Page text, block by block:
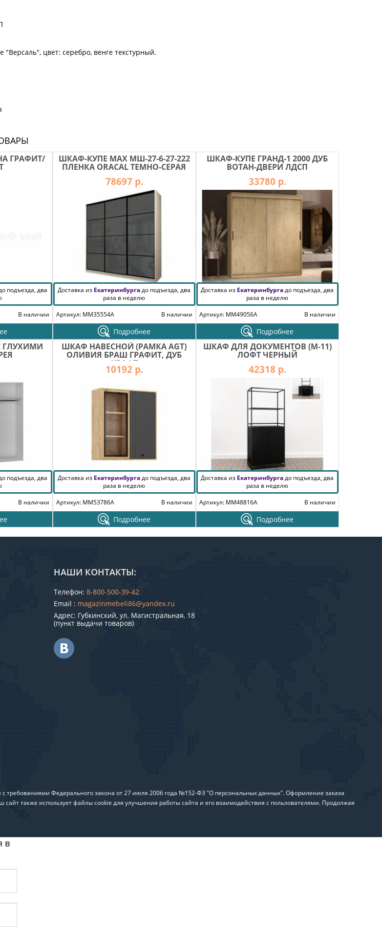
цвет: серебро, венге текстурный.
ГРАФИТ/
подъезда, два
В наличии
ШКАФ-КУПЕ MAX МШ-27-6-27-222
ПЛЕНКА ORACAL ТЕМНО-СЕРАЯ
78697 р.
Доставка из Екатеринбургадо подъезда, два
раза в неделю
Артикул: MM35554A
В наличии
Подробнее
ШКАФ-КУПЕ ГРАНД-1 2000 ДУБ
ВОТАН-ДВЕРИ ЛДСП
33780 р.
Доставка из Екатеринбургадо подъезда, два
раза в неделю
Артикул: MM49056A
В наличии
Подробнее
ГЛУХИМИ
подъезда, два
В наличии
ШКАФ НАВЕСНОЙ (РАМКА AGT)
ОЛИВИЯ БРАШ ГРАФИТ, ДУБ
КРАФТ
10192 р.
Доставка из Екатеринбургадо подъезда, два
раза в неделю
Артикул: MM53786A
В наличии
Подробнее
ШКАФ ДЛЯ ДОКУМЕНТОВ (М-11)
ЛОФТ ЧЕРНЫЙ
42318 р.
Доставка из Екатеринбургадо подъезда, два
раза в неделю
Артикул: MM48816A
В наличии
Подробнее
НАШИ КОНТАКТЫ:
Телефон: 8-800-500-39-42
Email : magazinmebeli86@yandex.ru
Адрес: Губкинский, ул. Магистральная, 18
(пункт выдачи товаров)
требованиями Федерального закона от 27 июля 2006 года №152-ФЗ "О персональных данных". Оформление заказа
также использует файлы cookie для улучшения работы сайта и его взаимодействия с пользователями. Продолжая
в